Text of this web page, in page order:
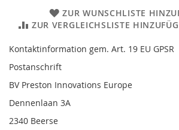
ZUR WUNSCHLISTE
ZUR VERGLEICHSLISTE
Kontaktinformation gem. Art. 19 EU GPSR
Postanschrift
BV Preston Innovations Europe
Dennenlaan 3A
2340 Beerse